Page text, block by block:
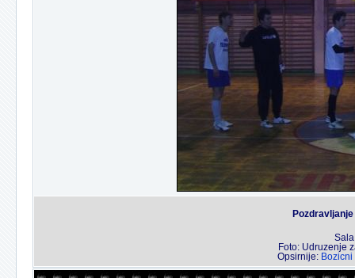
Foto: Udruzenje
Opsirnije: